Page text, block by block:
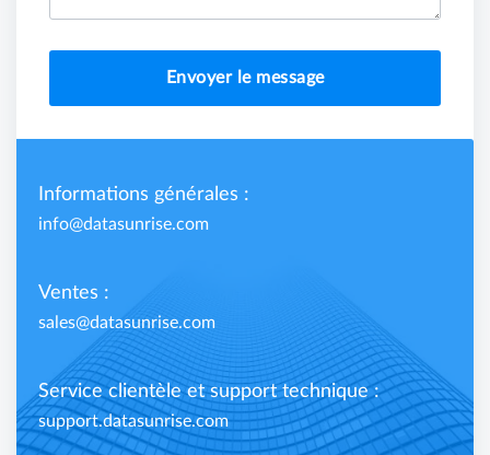
Envoyer le message
Informations générales :
info@datasunrise.com
Ventes :
sales@datasunrise.com
Service clientèle et support technique :
support.datasunrise.com